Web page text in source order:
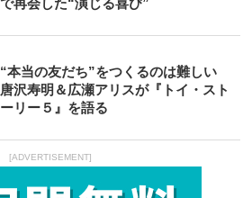
で再会した“演じる喜び”
“本当の友だち”をつくるのは難しい
唐沢寿明＆広瀬アリスが『トイ・スト
ーリー５』を語る
[ADVERTISEMENT]